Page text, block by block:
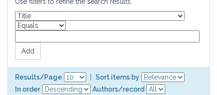
Results/Page
Sort items by
In order
Authors/record